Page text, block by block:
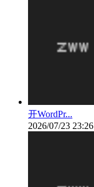
开WordPr...
2026/07/23 23:26